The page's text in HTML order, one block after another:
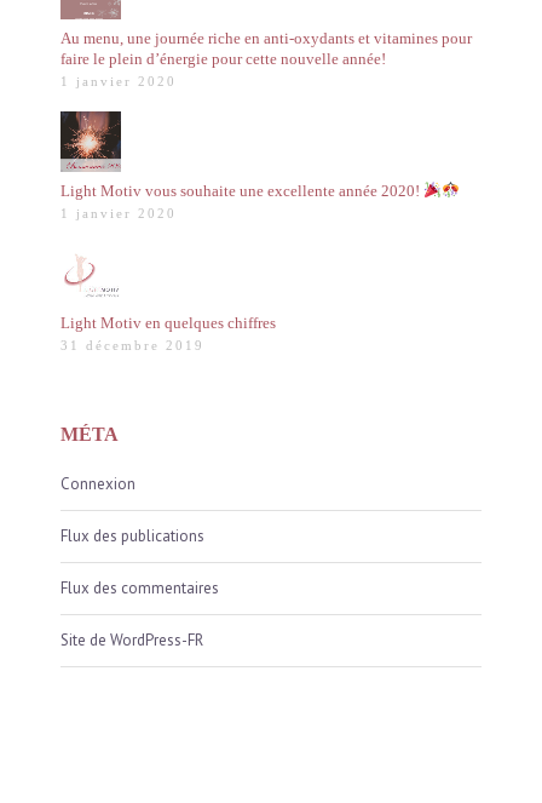
Au menu, une journée riche en anti-oxydants et vitamines pour
faire le plein d’énergie pour cette nouvelle année!
1 janvier 2020
Light Motiv vous souhaite une excellente année 2020!
1 janvier 2020
Light Motiv en quelques chiffres
31 décembre 2019
MÉTA
Connexion
Flux des publications
Flux des commentaires
Site de WordPress-FR